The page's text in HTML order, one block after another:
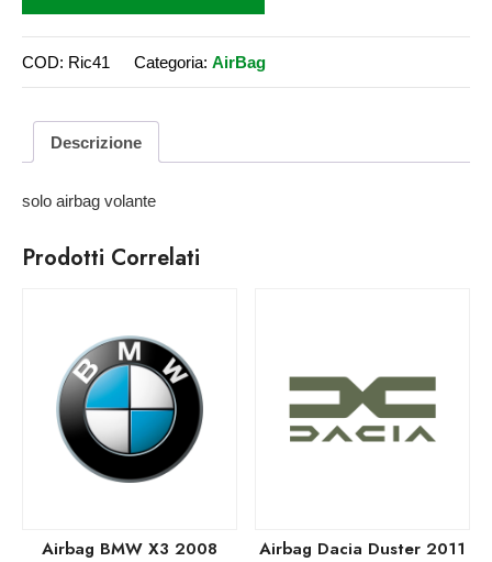
COD: Ric41 Categoria: AirBag
Descrizione
solo airbag volante
Prodotti Correlati
Airbag BMW X3 2008 Airbag Dacia Duster 2011